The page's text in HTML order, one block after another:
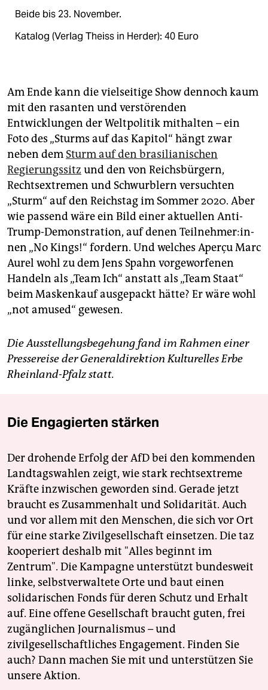
Beide bis 23. November.
Katalog (Verlag Theiss in Herder): 40 Euro
Am Ende kann die vielseitige Show dennoch kaum
mit den rasanten und verstörenden
Entwicklungen der Weltpolitik mithalten – ein
Foto des „Sturms auf das Kapitol“ hängt zwar
neben dem Sturm auf den brasilianischen
Regierungssitz und den von Reichsbürgern,
Rechtsextremen und Schwurblern versuchten
„Sturm“ auf den Reichstag im Sommer 2020. Aber
wie passend wäre ein Bild einer aktuellen Anti-
Trump-Demonstration, auf denen Teil­neh­me­r:in­
nen „No Kings!“ fordern. Und welches Aperçu Marc
Aurel wohl zu dem Jens Spahn vorgeworfenen
Handeln als „Team Ich“ anstatt als „Team Staat“
beim Maskenkauf ausgepackt hätte? Er wäre wohl
„not amused“ gewesen.
Die Ausstellungsbegehung fand im Rahmen einer
Pressereise der Generaldirektion Kulturelles Erbe
Rheinland-Pfalz statt.
Die Engagierten stärken
Der drohende Erfolg der AfD bei den kommenden
Landtagswahlen zeigt, wie stark rechtsextreme
Kräfte inzwischen geworden sind. Gerade jetzt
braucht es Zusammenhalt und Solidarität. Auch
und vor allem mit den Menschen, die sich vor Ort
für eine starke Zivilgesellschaft einsetzen. Die taz
kooperiert deshalb mit "Alles beginnt im
Zentrum". Die Kampagne unterstützt bundesweit
linke, selbstverwaltete Orte und baut einen
solidarischen Fonds für deren Schutz und Erhalt
auf. Eine offene Gesellschaft braucht guten, frei
zugänglichen Journalismus – und
zivilgesellschaftliches Engagement. Finden Sie
auch? Dann machen Sie mit und unterstützen Sie
unsere Aktion.